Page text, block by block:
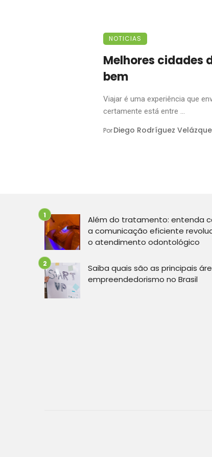
NOTICIAS
Melhores cidades
bem
Viajar é uma experiência que
certamente está entre ...
PorDiego Rodríguez
Além do tratamento: entenda
a comunicação eficiente
o atendimento odontológico
Saiba quais são as principais
empreendedorismo no Brasil